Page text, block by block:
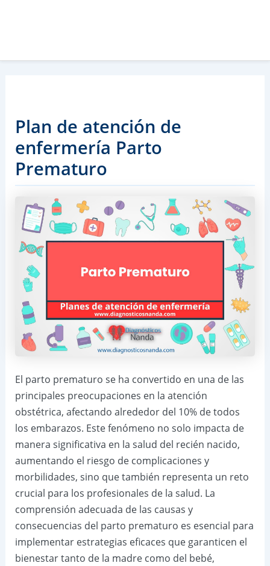
Plan de atención de
enfermería Parto
Prematuro
El parto prematuro se ha convertido en una de las
principales preocupaciones en la atención
obstétrica, afectando alrededor del 10% de todos
los embarazos. Este fenómeno no solo impacta de
manera significativa en la salud del recién nacido,
aumentando el riesgo de complicaciones y
morbilidades, sino que también representa un reto
crucial para los profesionales de la salud. La
comprensión adecuada de las causas y
consecuencias del parto prematuro es esencial para
implementar estrategias eficaces que garanticen el
bienestar tanto de la madre como del bebé,